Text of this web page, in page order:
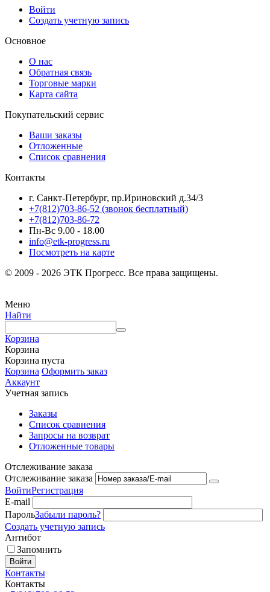
Войти
Создать учетную запись
Основное
О нас
Обратная связь
Торговые марки
Карта сайта
Покупательский сервис
Ваши заказы
Отложенные
Список сравнения
Контакты
г. Санкт-Петербург, пр.Ириновский д.34/3
+7(812)703-86-52 (звонок бесплатный)
+7(812)703-86-72
Пн-Вс 9.00 - 18.00
info@etk-progress.ru
Посмотреть на карте
© 2009 - 2026 ЭТК Прогресс. Все права защищены.
Меню
Найти
Корзина
Корзина
Корзина пуста
Корзина Оформить заказ
Аккаунт
Учетная запись
Заказы
Список сравнения
Запросы на возврат
Отложенные товары
Отслеживание заказа
Отслеживание заказа
ВойтиРегистрация
E-mail
ПарольЗабыли пароль?
Создать учетную запись
Антибот
Запомнить
Войти
Контакты
Контакты